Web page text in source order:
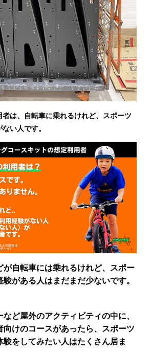
は、自転車に乗れるけれど、スポーツ
い人です。
が自転車には乗れるけれど、スポー
がある人はまだまだ少ないです。
ど屋外のアクティビティの中に、
向けのコースがあったら、スポーツ
をしてみたい人はたくさん居ま